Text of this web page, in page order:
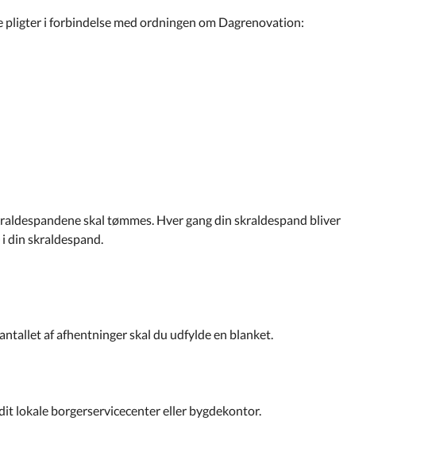
pligter i forbindelse med ordningen om Dagrenovation:
skal tømmes. Hver gang din skraldespand bliver
din skraldespand.
af afhentninger skal du udfylde en blanket.
lokale borgerservicecenter eller bygdekontor.